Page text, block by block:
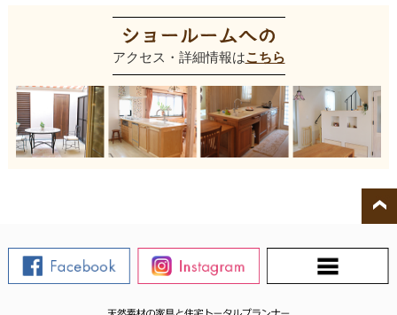
アクセス・詳細情報はこちら